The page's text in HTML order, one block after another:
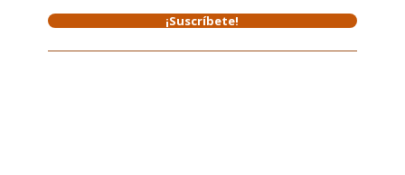
¡Suscríbete!